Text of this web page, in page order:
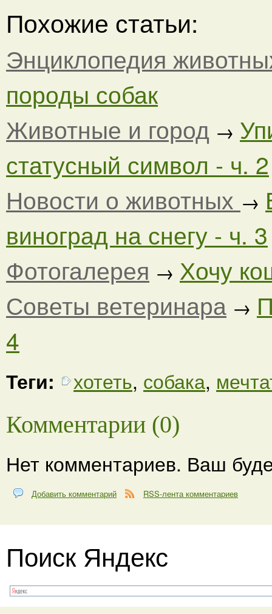
Похожие статьи:
Энциклопедия
породы собак
Животные и город →
статусный символ - ч. 2
Новости о животных →
виноград на снегу - ч. 3
Фотогалерея → Хочу
Советы ветеринара →
4
Теги: хотеть, собака,
Комментарии (0)
Нет комментариев. Ваш
Добавить комментарий RSS-лента комментариев
Поиск Яндекс